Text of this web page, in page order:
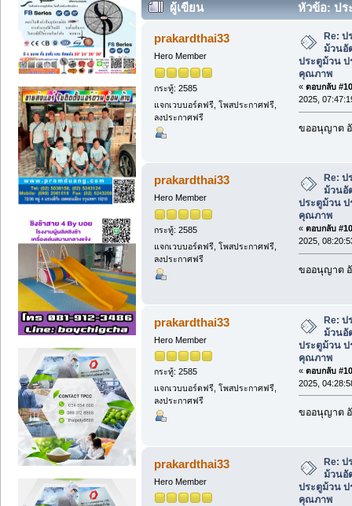
ผู้เขียน
หัวข้อ: ปร
ติดตั้ง ประตูม้วน ประตูเหล็กม้วนคุณภา
prakardthai33
Hero Member
กระทู้: 2585
แจกเวบบอร์ดฟรี, โพสประกาศฟรี,
ลงประกาศฟรี
Re: ป
ม้วนอั
ประตูม้วน ป
คุณภาพ
« ตอบกลับ
2025,
ขออนุญาต
prakardthai33
Hero Member
กระทู้: 2585
แจกเวบบอร์ดฟรี, โพสประกาศฟรี,
ลงประกาศฟรี
Re: ป
ม้วนอั
ประตูม้วน ป
คุณภาพ
« ตอบกลับ
2025,
ขออนุญาต
prakardthai33
Hero Member
กระทู้: 2585
แจกเวบบอร์ดฟรี, โพสประกาศฟรี,
ลงประกาศฟรี
Re: ป
ม้วนอั
ประตูม้วน ป
คุณภาพ
« ตอบกลับ
2025,
ขออนุญาต
prakardthai33
Hero Member
Re: ป
ม้วนอั
ประตูม้วน ป
คุณภาพ